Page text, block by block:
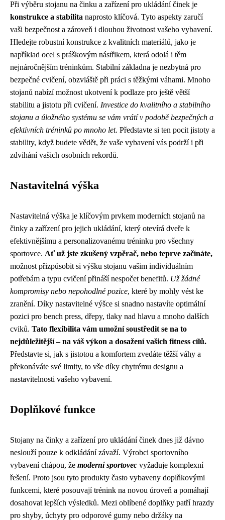
Při výběru stojanu na činku a zařízení pro ukládání činek je
konstrukce a stabilita naprosto klíčová. Tyto aspekty zaručí
vaši bezpečnost a zároveň i dlouhou životnost vašeho vybavení.
Hledejte robustní konstrukce z kvalitních materiálů, jako je
například ocel s práškovým nástřikem, která odolá i těm
nejnáročnějším tréninkům. Stabilní základna je nezbytná pro
bezpečné cvičení, obzvláště při práci s těžkými váhami. Mnoho
stojanů nabízí možnost ukotvení k podlaze pro ještě větší
stabilitu a jistotu při cvičení. Investice do kvalitního a stabilního
stojanu a úložného systému se vám vrátí v podobě bezpečných a
efektivních tréninků po mnoho let. Představte si ten pocit jistoty a
stability, když budete vědět, že vaše vybavení vás podrží i při
zdvihání vašich osobních rekordů.
Nastavitelná výška
Nastavitelná výška je klíčovým prvkem moderních stojanů na
činky a zařízení pro jejich ukládání, který otevírá dveře k
efektivnějšímu a personalizovanému tréninku pro všechny
sportovce. Ať už jste zkušený vzpěrač, nebo teprve začínáte,
možnost přizpůsobit si výšku stojanu vašim individuálním
potřebám a typu cvičení přináší nespočet benefitů. Už žádné
kompromisy nebo nepohodlné pozice, které by mohly vést ke
zranění. Díky nastavitelné výšce si snadno nastavíte optimální
pozici pro bench press, dřepy, tlaky nad hlavu a mnoho dalších
cviků. Tato flexibilita vám umožní soustředit se na to
nejdůležitější – na váš výkon a dosažení vašich fitness cílů.
Představte si, jak s jistotou a komfortem zvedáte těžší váhy a
překonáváte své limity, to vše díky chytrému designu a
nastavitelnosti vašeho vybavení.
Doplňkové funkce
Stojany na činky a zařízení pro ukládání činek dnes již dávno
neslouží pouze k odkládání závaží. Výrobci sportovního
vybavení chápou, že moderní sportovec vyžaduje komplexní
řešení. Proto jsou tyto produkty často vybaveny doplňkovými
funkcemi, které posouvají trénink na novou úroveň a pomáhají
dosahovat lepších výsledků. Mezi oblíbené doplňky patří hrazdy
pro shyby, úchyty pro odporové gumy nebo držáky na